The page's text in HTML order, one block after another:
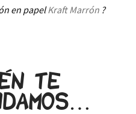
en papelKraft Marrón ?
te